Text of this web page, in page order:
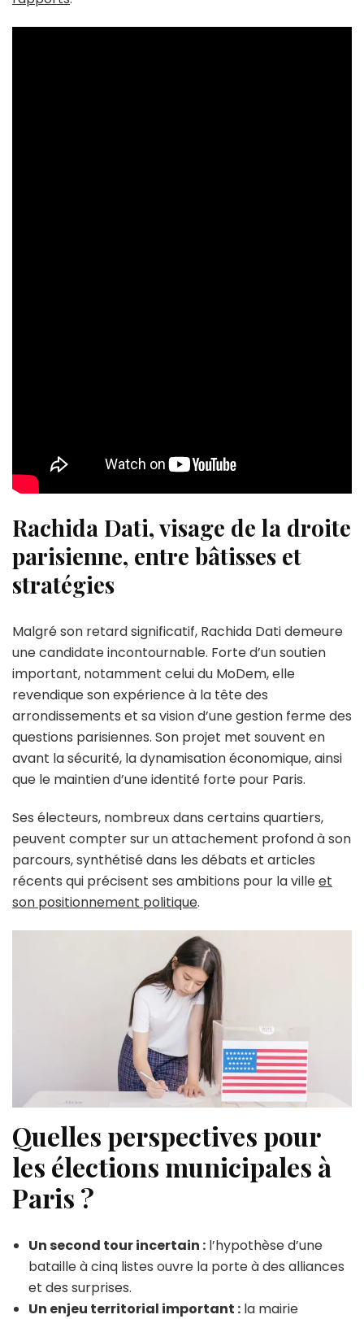
Rachida Dati, visage de la droite
parisienne, entre bâtisses et
stratégies
Malgré son retard significatif, Rachida Dati demeure
une candidate incontournable. Forte d’un soutien
important, notamment celui du MoDem, elle
revendique son expérience à la tête des
arrondissements et sa vision d’une gestion ferme des
questions parisiennes. Son projet met souvent en
avant la sécurité, la dynamisation économique, ainsi
que le maintien d’une identité forte pour Paris.
Ses électeurs, nombreux dans certains quartiers,
peuvent compter sur un attachement profond à son
parcours, synthétisé dans les débats et articles
récents qui précisent ses ambitions pour la villeet
son positionnement politique.
Quelles perspectives pour
les élections municipales à
Paris ?
Un second tour incertain : l’hypothèse d’une
bataille à cinq listes ouvre la porte à des alliances
et des surprises.
Un enjeu territorial important : la mairie